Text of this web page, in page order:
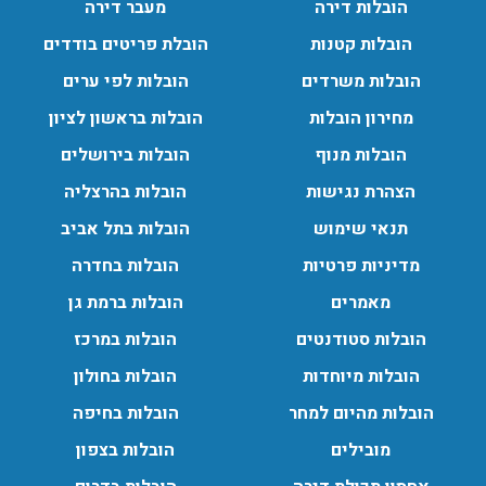
הובלות מנוף בגבעת שמואל:
שירותי הובלה עם מנוף בגבעת שמואל לכל סוגי ההובלות
החל מהובלת תכולת דירה שלמה עם מנוף ועד פריט בודד.
עודכן לאחרונה: 24/02/2026, 10:42
הובלות מנוף בפרדס חנה:
תכולת דירה שלמה עם מנוף.
עודכן לאחרונה: 24/02/2026, 10:42
הובלות דירה
הובלות קטנות
הובלות משרדים
מחירון הובלות
הובלות מנוף
הצהרת נגישות
תנאי שימוש
מדיניות פרטיות
מאמרים
הובלות סטודנטים
הובלות מיוחדות
הובלות מהיום למחר
מובילים
מעבר דירה
הובלת פריטים בודדים
הובלות לפי ערים
הובלות בראשון לציון
הובלות בירושלים
הובלות בהרצליה
הובלות בתל אביב
הובלות בחדרה
הובלות ברמת גן
הובלות במרכז
הובלות בחולון
הובלות בחיפה
הובלות בצפון